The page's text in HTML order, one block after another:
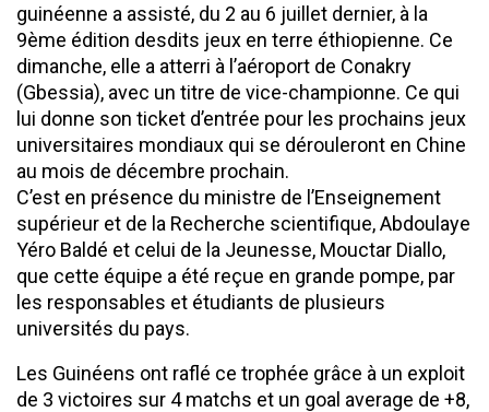
guinéenne a assisté, du 2 au 6 juillet dernier, à la
9ème édition desdits jeux en terre éthiopienne. Ce
dimanche, elle a atterri à l’aéroport de Conakry
(Gbessia), avec un titre de vice-championne. Ce qui
lui donne son ticket d’entrée pour les prochains jeux
universitaires mondiaux qui se dérouleront en Chine
au mois de décembre prochain.
C’est en présence du ministre de l’Enseignement
supérieur et de la Recherche scientifique, Abdoulaye
Yéro Baldé et celui de la Jeunesse, Mouctar Diallo,
que cette équipe a été reçue en grande pompe, par
les responsables et étudiants de plusieurs
universités du pays.
Les Guinéens ont raflé ce trophée grâce à un exploit
de 3 victoires sur 4 matchs et un goal average de +8,